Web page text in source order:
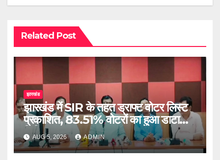
Related Post
झारखंड
झारखंड में SIR के तहत ड्राफ्ट वोटर लिस्ट
प्रकाशित, 83.51% वोटरों का हुआ डाटा
डिजिटाइज
AUG 5, 2026 ADMIN